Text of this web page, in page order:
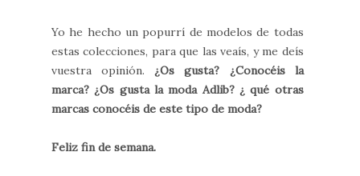
Yo he hecho un popurrí de modelos de todas
estas colecciones, para que las veaís, y me deís
vuestra opinión. ¿Os gusta? ¿Conocéis la
marca? ¿Os gusta la moda Adlib? ¿ qué otras
marcas conocéis de este tipo de moda?
Feliz fin de semana.